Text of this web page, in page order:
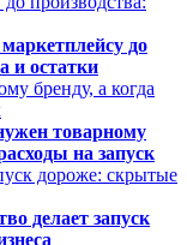
до
и остатки
товарному
на запуск
делает запуск